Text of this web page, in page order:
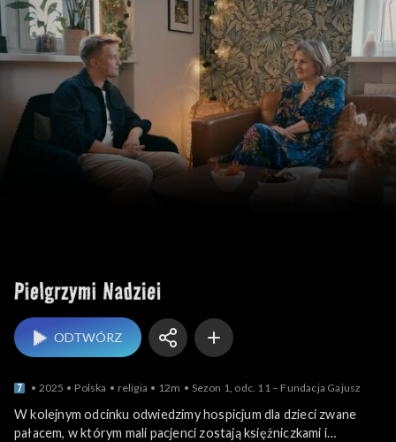
Pielgrzymi Nadziei
ODTWÓRZ
2025 Polska religia 12m Sezon 1, odc. 11 – Fundacja Gajusz
W kolejnym odcinku odwiedzimy hospicjum dla dzieci zwane
pałacem, w którym mali pacjenci zostają księżniczkami i